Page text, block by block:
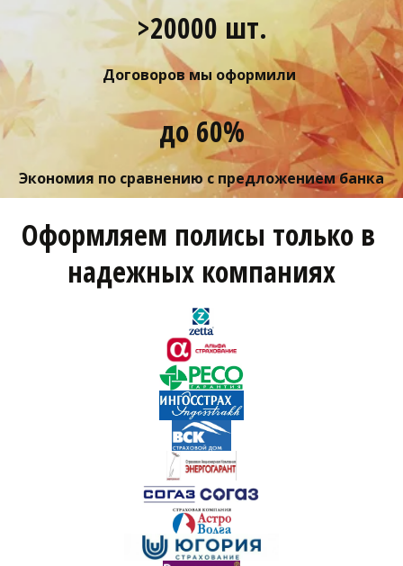
>20000 шт.
Договоров мы оформили
до 60%
Экономия по сравнению с предложением банка
Оформляем полисы только в
надежных компаниях